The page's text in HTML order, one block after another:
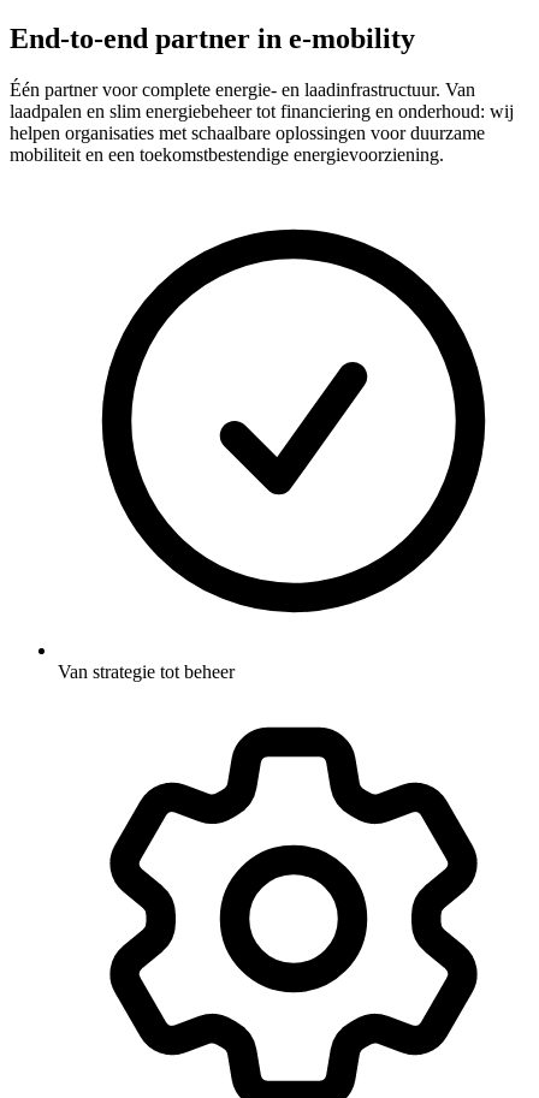
End-to-end partner in e‑mobility
Één partner voor complete energie- en laadinfrastructuur. Van
laadpalen en slim energiebeheer tot financiering en onderhoud: wij
helpen organisaties met schaalbare oplossingen voor duurzame
mobiliteit en een toekomstbestendige energievoorziening.
Van strategie tot beheer